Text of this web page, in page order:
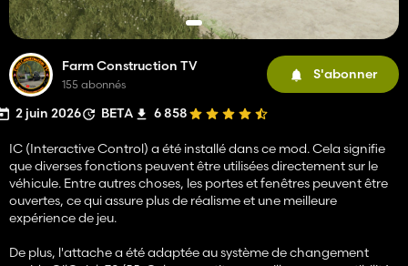
Farm Construction TV
155 abonnés
S'abonner
2 juin 2026 BETA 6 858
IC (Interactive Control) a été installé dans ce mod. Cela signifie
que diverses fonctions peuvent être utilisées directement sur le
véhicule. Entre autres choses, les portes et fenêtres peuvent être
ouvertes, ce qui assure plus de réalisme et une meilleure
expérience de jeu.
De plus, l'attache a été adaptée au système de changement